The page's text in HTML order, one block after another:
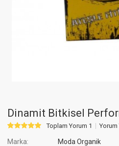
Dinamit Bitkisel
Toplam Yorum 1 Yorum
Marka:
Moda Organik